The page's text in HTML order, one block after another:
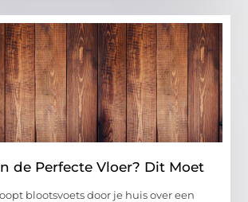
de Perfecte Vloer? Dit Moet
blootsvoets door je huis over een